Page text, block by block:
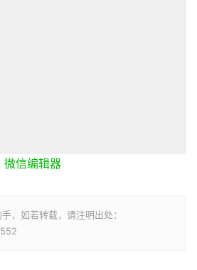
微信编辑器
，如若转载，请注明出处：